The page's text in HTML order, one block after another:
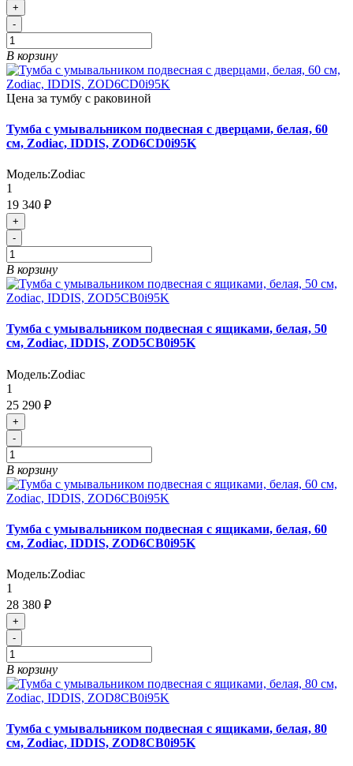
+
-
В корзину
Цена за тумбу с раковиной
Тумба с умывальником подвесная с дверцами, белая, 60
см, Zodiac, IDDIS, ZOD6CD0i95K
Модель:Zodiac
1
19 340 ₽
+
-
В корзину
Тумба с умывальником подвесная с ящиками, белая, 50
см, Zodiac, IDDIS, ZOD5CB0i95K
Модель:Zodiac
1
25 290 ₽
+
-
В корзину
Тумба с умывальником подвесная с ящиками, белая, 60
см, Zodiac, IDDIS, ZOD6CB0i95K
Модель:Zodiac
1
28 380 ₽
+
-
В корзину
Тумба с умывальником подвесная с ящиками, белая, 80
см, Zodiac, IDDIS, ZOD8CB0i95K